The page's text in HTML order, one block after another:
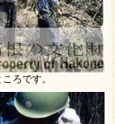
ろです。